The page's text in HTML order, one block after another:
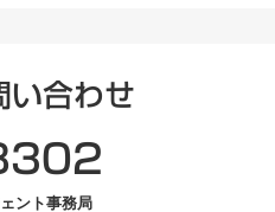
い合わせ
ント事務局